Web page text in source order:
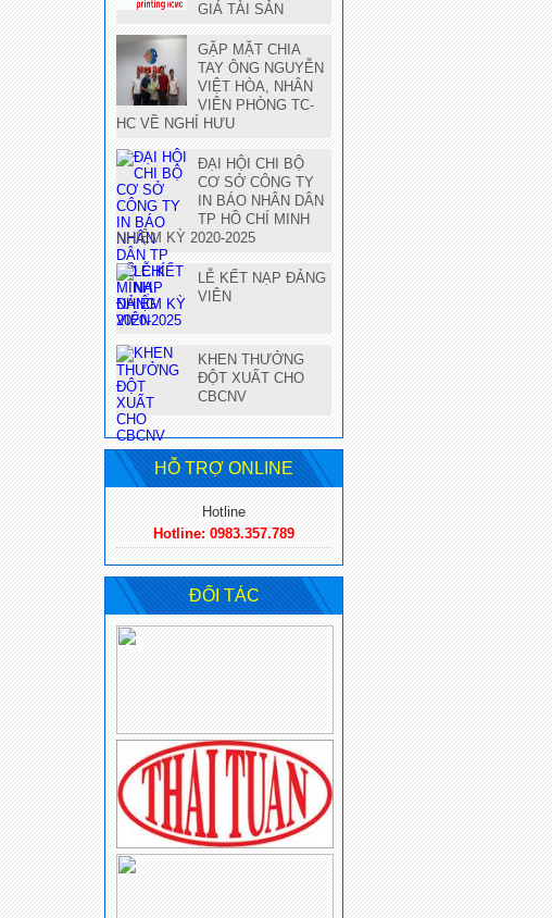
GIÁ TÀI SẢN
GẶP MẶT CHIA
TAY ÔNG NGUYỄN
VIỆT HÒA, NHÂN
VIÊN PHÒNG TC-
HC VỀ NGHỈ HƯU
ĐẠI HỘI CHI BỘ
CƠ SỞ CÔNG TY
IN BÁO NHÂN DÂN
TP HỒ CHÍ MINH
NHIỆM KỲ 2020-2025
LỄ KẾT NẠP ĐẢNG
VIÊN
KHEN THƯỞNG
ĐỘT XUẤT CHO
CBCNV
HỖ TRỢ ONLINE
Hotline
Hotline: 0983.357.789
ĐỐI TÁC